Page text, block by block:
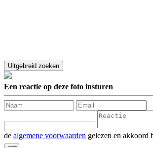
Een reactie op deze foto insturen
de algemene voorwaarden gelezen en akkoord